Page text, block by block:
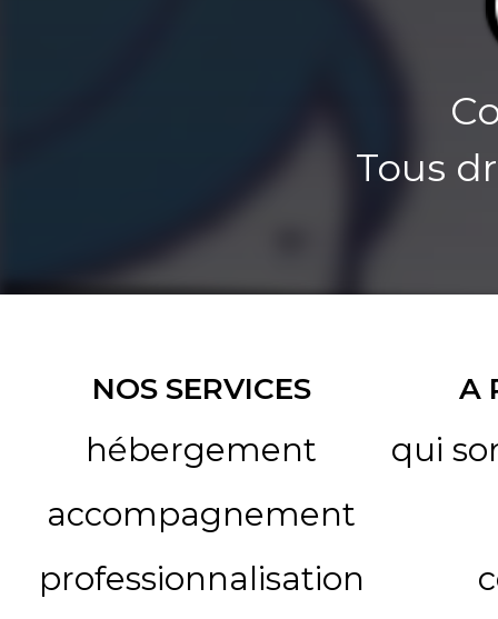
Tous
NOS SERVICES
hébergement
accompagnement
professionnalisation
A
qui